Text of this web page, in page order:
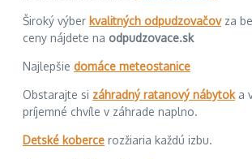
Široký výber kvalitných odpudzovačovza
ceny nájdete na odpudzovace.sk
Najlepšie domáce meteostanice
Obstarajte si záhradný ratanový nábytoka
príjemné chvíle v záhrade naplno.
Detské koberce rozžiaria každú izbu.